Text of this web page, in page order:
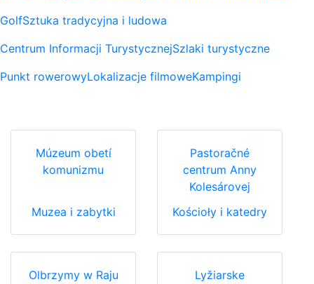
GolfSztuka tradycyjna i ludowa
Centrum Informacji TurystycznejSzlaki turystyczne
Punkt rowerowyLokalizacje filmoweKampingi
Múzeum obetí
komunizmu
Muzea i zabytki
Pastoračné
centrum Anny
Kolesárovej
Kościoły i katedry
Olbrzymy w Raju
Lyžiarske